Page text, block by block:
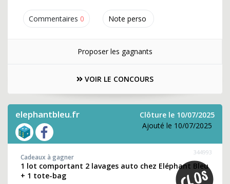
Commentaires 0 Note perso
Proposer les gagnants
VOIR LE CONCOURS
elephantbleu.fr
Clôture le 10/07/2025
Ajouté le 10/07/2025
344993
Cadeaux à gagner
1 lot comportant 2 lavages auto chez Eléphant Bleu
+ 1 tote-bag